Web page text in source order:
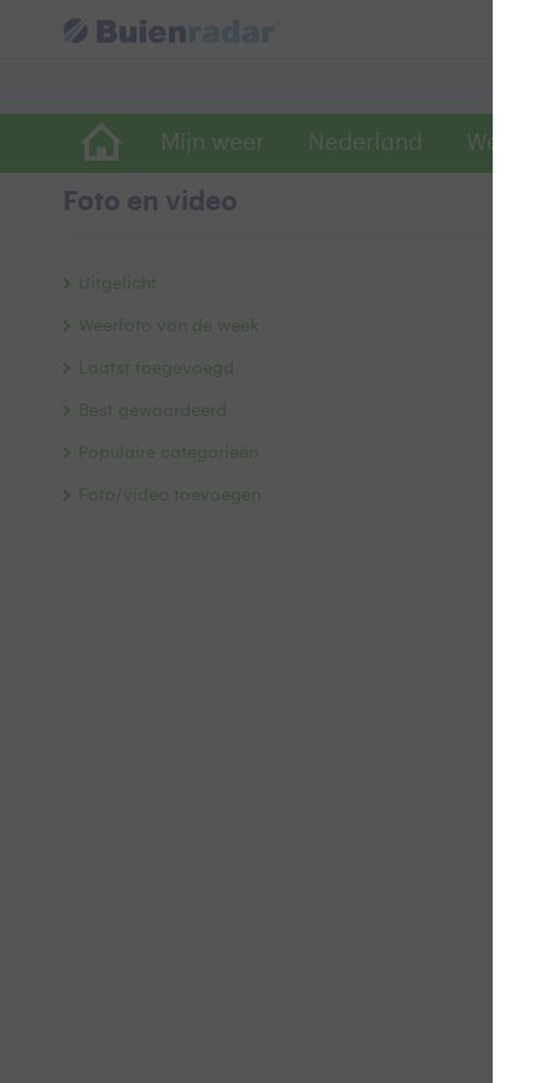
Mijn weer Nederland
Foto en video
Uitgelicht
Weerfoto van de week
Laatst toegevoegd
Best gewaardeerd
Populaire categorieën
Foto/video toevoegen